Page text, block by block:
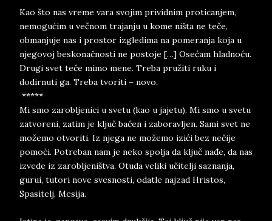
Kao što nas vreme vara svojim prividnim proticanjem,
nemogućim u večnom trajanju u kome ništa ne teče,
obmanjuje nas i prostor izgledima na pomeranja koja u
njegovoj beskonačnosti ne postoje […] Osećam hladnoću.
Drugi svet teče mimo mene. Treba pružiti ruku i
dodirnuti ga. Treba tvoriti – novo.
*****
Mi smo zarobljenici u svetu (kao u jajetu). Mi smo u svetu
zatvoreni, zatim je ključ bačen i zaboravljen. Sami svet ne
možemo otvoriti. Iz njega ne možemo izići bez nečije
pomoći. Potreban nam je neko spolja da ključ nađe, da nas
izvede iz zarobljeništva. Otuda veliki učitelji saznanja,
gurui, tutori nove svesnosti, odatle najzad Hristos,
Spasitelj, Mesija.